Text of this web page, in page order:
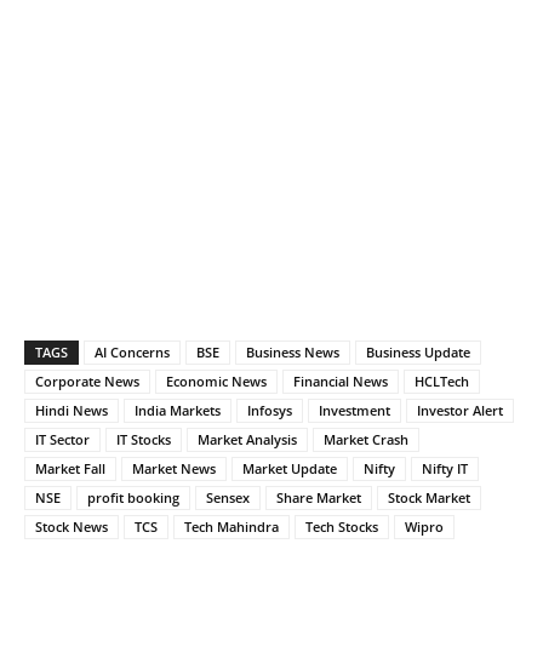
TAGS AI Concerns BSE Business News
Business Update
Corporate News
Economic News Financial News
HCLTech
Hindi News
India Markets Infosys Investment
Investor Alert
IT Sector
IT Stocks Market Analysis
Market Crash
Market Fall
Market News Market Update Nifty
Nifty IT
NSE
profit booking Sensex Share Market
Stock Market
Stock News
TCS Tech Mahindra Tech Stocks Wipro